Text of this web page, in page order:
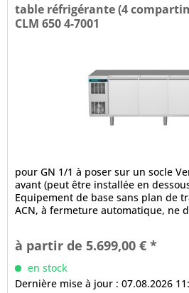
table réfrigérante (4
CLM 650 4-7001
pour GN 1/1 à poser sur un socle
avant (peut être installée en
Equipement de base sans plan de
ACN, à fermeture automatique, ne
à partir de 5.699,00 € *
en stock
Dernière mise à jour : 07.08.2026